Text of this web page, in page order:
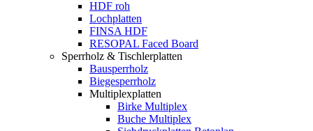
HDF roh
Lochplatten
FINSA HDF
RESOPAL Faced Board
Sperrholz & Tischlerplatten
Bausperrholz
Biegesperrholz
Multiplexplatten
Birke Multiplex
Buche Multiplex